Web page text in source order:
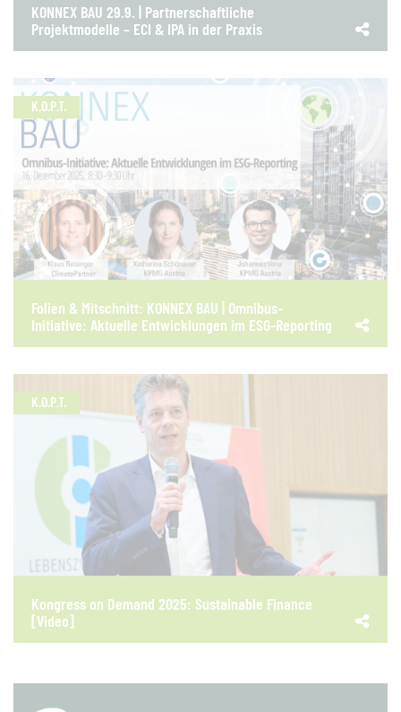
KONNEX BAU 29.9. | Partnerschaftliche
Projektmodelle – ECI & IPA in der Praxis
K.O.P.T.
Folien & Mitschnitt: KONNEX BAU | Omnibus-
Initiative: Aktuelle Entwicklungen im ESG-Reporting
K.O.P.T.
Kongress on Demand 2025: Sustainable Finance
[Video]